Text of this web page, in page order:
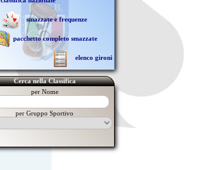
smazzate e frequenze
pacchetto completo smazzate
elenco gironi
Cerca nella Classifica
per Nome
per Gruppo Sportivo